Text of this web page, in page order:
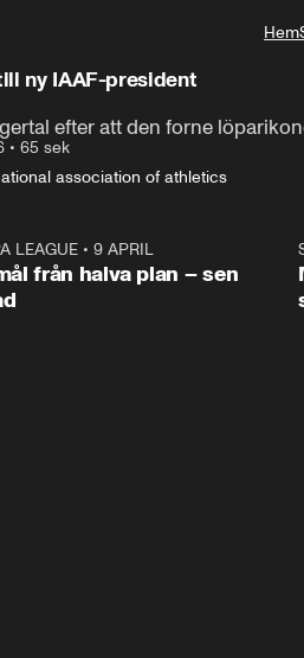
Hem
ny IAAF-president
efter att den forne
• 65 sek
association of athletics
1:03
LEAGUE• 9 APRIL
från halva plan – sen